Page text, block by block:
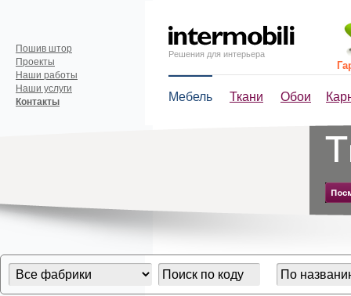
Решения для интерьера
Мебель Ткани Обои
Пошив штор
Проекты
Наши работы
Наши услуги
Контакты